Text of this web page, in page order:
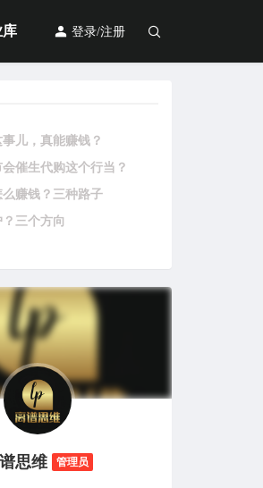
库 登录/注册
儿，真能赚钱？
催生代购这个行当？
赚钱？三种路子
三个方向
思维 管理员